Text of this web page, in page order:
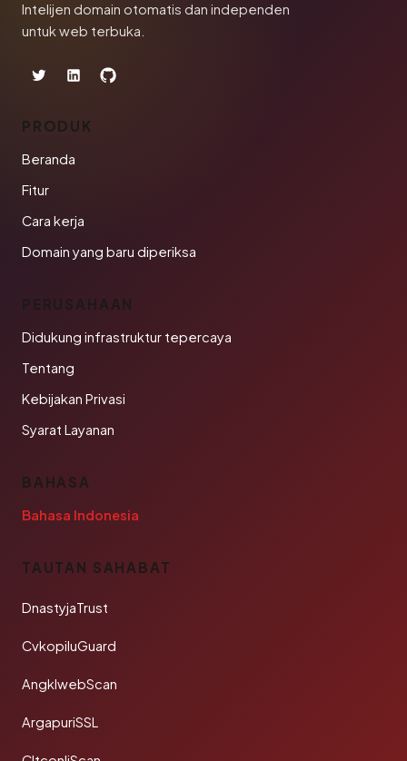
Intelijen domain otomatis dan independen
untuk web terbuka.
PRODUK
Beranda
Fitur
Cara kerja
Domain yang baru diperiksa
PERUSAHAAN
Didukung infrastruktur tepercaya
Tentang
Kebijakan Privasi
Syarat Layanan
BAHASA
Bahasa Indonesia
TAUTAN SAHABAT
DnastyjaTrust
CvkopiluGuard
AngklwebScan
ArgapuriSSL